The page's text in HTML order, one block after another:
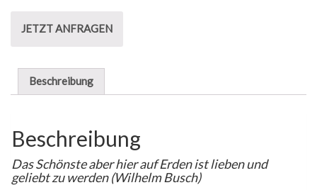
JETZT ANFRAGEN
Beschreibung
Beschreibung
Das Schönste aber hier auf Erden ist lieben und
geliebt zu werden (Wilhelm Busch)